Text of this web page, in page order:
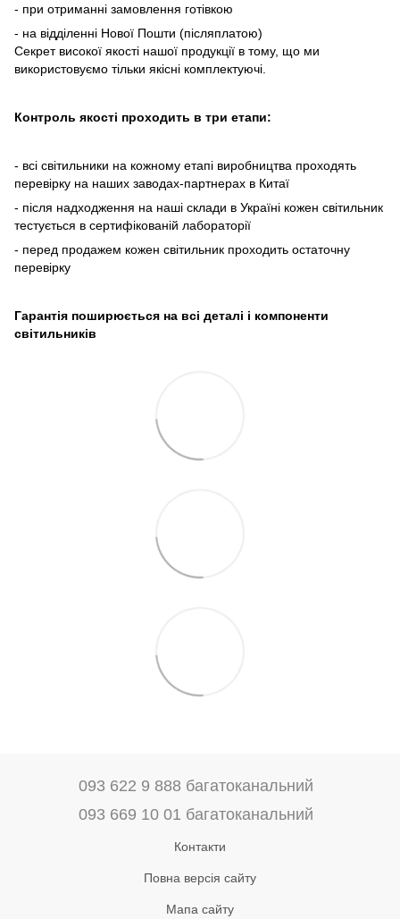
- при отриманні замовлення готівкою
- на відділенні Нової Пошти (післяплатою)
Секрет високої якості нашої продукції в тому, що ми
використовуємо тільки якісні комплектуючі.
Контроль якості проходить в три етапи:
- всі світильники на кожному етапі виробництва проходять
перевірку на наших заводах-партнерах в Китаї
- після надходження на наші склади в Україні кожен світильник
тестується в сертифікованій лабораторії
- перед продажем кожен світильник проходить остаточну
перевірку
Гарантія поширюється на всі деталі і компоненти
світильників
093 622 9 888 багатоканальний
093 669 10 01 багатоканальний
Контакти
Повна версія сайту
Мапа сайту